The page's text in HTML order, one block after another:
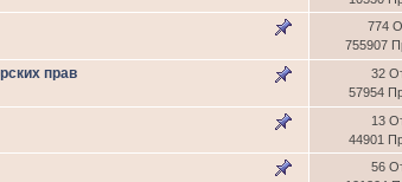
774
755907
прав
32
57954
13
44901
56